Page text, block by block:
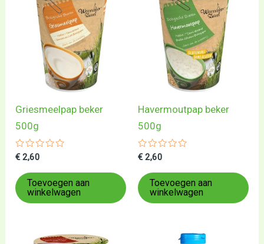
Griesmeelpap beker
500g
Gewaardeerd
uit
5
€ 2,60
Toevoegen aan
winkelwagen
Havermoutpap beker
500g
Gewaardeerd
uit
5
€ 2,60
Toevoegen aan
winkelwagen